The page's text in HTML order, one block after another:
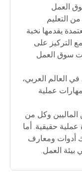
العمل
التعليم
يقدمها نخبة
التركيز على
سوق العمل
العالم العربي،
عملية
الماليين وكل من
حقيقية. أما
أدوات ومعارف
بيئة العمل.